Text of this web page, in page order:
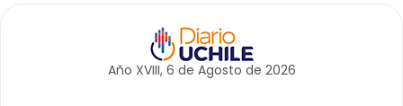
Año XVIII, 6 de Agosto de 2026